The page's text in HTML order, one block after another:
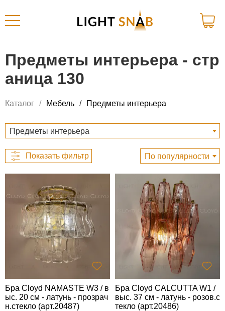
Предметы интерьера - стр
аница 130
Каталог Мебель Предметы интерьера
Предметы интерьера
По популярности
Бра Cloyd NAMASTE W3 / в
ыс. 20 см - латунь - прозрач
н.стекло (арт.20487)
Бра Cloyd CALCUTTA W1 /
выс. 37 см - латунь - розов.с
текло (арт.20486)